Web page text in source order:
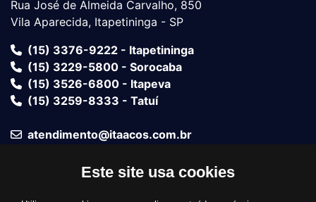
Rua José de Almeida Carvalho, 850
Vila Aparecida, Itapetininga - SP
(15) 3376-9222 - Itapetininga
(15) 3229-5800 - Sorocaba
(15) 3526-6800 - Itapeva
(15) 3259-8333 - Tatuí
atendimento@itaacos.com.br
Fale com um vendedor
Este site usa cookies